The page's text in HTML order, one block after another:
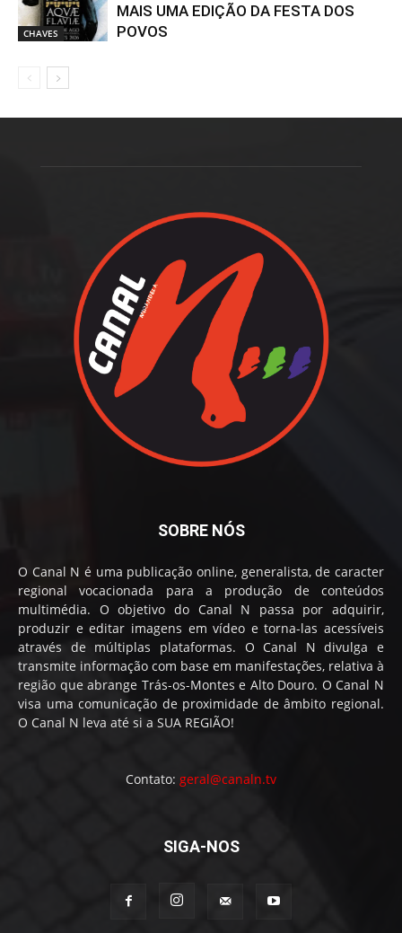
CHAVES
MAIS UMA EDIÇÃO DA FESTA DOS
POVOS
SOBRE NÓS
O Canal N é uma publicação online, generalista, de caracter
regional vocacionada para a produção de conteúdos
multimédia. O objetivo do Canal N passa por adquirir,
produzir e editar imagens em vídeo e torna-las acessíveis
através de múltiplas plataformas. O Canal N divulga e
transmite informação com base em manifestações, relativa à
região que abrange Trás-os-Montes e Alto Douro. O Canal N
visa uma comunicação de proximidade de âmbito regional.
O Canal N leva até si a SUA REGIÃO!
Contato: geral@canaln.tv
SIGA-NOS